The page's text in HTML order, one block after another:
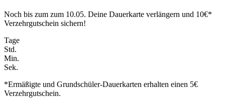
Noch bis zum zum 10.05. Deine Dauerkarte verlängern und 10€*
Verzehrgutschein sichern!
Tage
Std.
Min.
Sek.
*Ermäßigte und Grundschüler-Dauerkarten erhalten einen 5€
Verzehrgutschein.